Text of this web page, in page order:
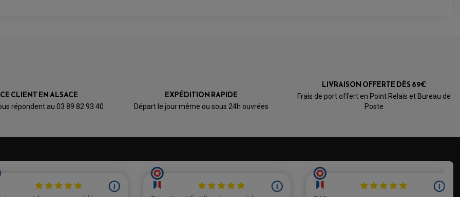
CLIENT EN ALSACE
répondent au 03 89 82 93 40
EXPÉDITION RAPIDE
Départ le jour même ou sous 24h ouvrées
LIVRAISON OFFERTE DÈS 89€
Frais de port offert en Point Relais et Bureau de
Poste